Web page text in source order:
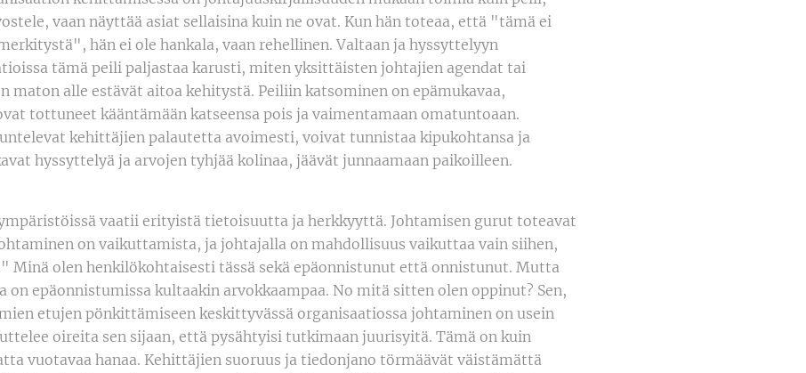
vaan näyttää asiat sellaisina kuin ne ovat. Kun hän toteaa, että "tämä ei
hän ei ole hankala, vaan rehellinen. Valtaan ja hyssyttelyyn
tämä peili paljastaa karusti, miten yksittäisten johtajien agendat tai
maton alle estävät aitoa kehitystä. Peiliin katsominen on epämukavaa,
tottuneet kääntämään katseensa pois ja vaimentamaan omatuntoaan.
kehittäjien palautetta avoimesti, voivat tunnistaa kipukohtansa ja
hyssyttelyä ja arvojen tyhjää kolinaa, jäävät junnaamaan paikoilleen.
vaatii erityistä tietoisuutta ja herkkyyttä. Johtamisen gurut toteavat
on vaikuttamista, ja johtajalla on mahdollisuus vaikuttaa vain siihen,
Minä olen henkilökohtaisesti tässä sekä epäonnistunut että onnistunut. Mutta
on epäonnistumissa kultaakin arvokkaampaa. No mitä sitten olen oppinut? Sen,
etujen pönkittämiseen keskittyvässä organisaatiossa johtaminen on usein
oireita sen sijaan, että pysähtyisi tutkimaan juurisyitä. Tämä on kuin
vuotavaa hanaa. Kehittäjien suoruus ja tiedonjano törmäävät väistämättä